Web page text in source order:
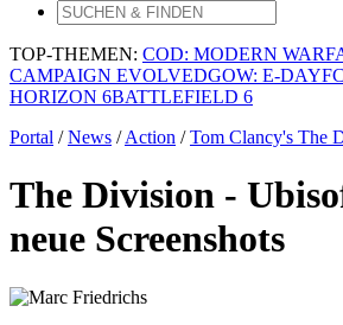
TOP-THEMEN: COD: MODERN
CAMPAIGN EVOLVEDGOW: E-DAY
HORIZON 6BATTLEFIELD 6
Portal /News /Action /Tom Clancy's The
The Division -
neue Screenshots